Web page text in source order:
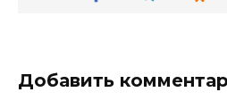
Добавить